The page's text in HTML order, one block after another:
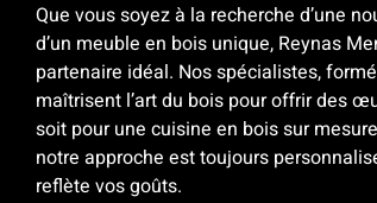
Que vous soyez à la recherche d’une
d’un meuble en bois unique, Reynas
partenaire idéal. Nos spécialistes,
maîtrisent l’art du bois pour offrir des
soit pour une cuisine en bois sur
notre approche est toujours
reflète vos goûts.